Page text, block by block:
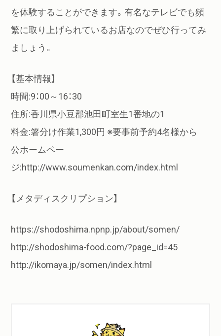
を体験することができます。有名なテレビでも頻
繁に取り上げられているお店なのでぜひ行ってみ
ましょう。
【基本情報】
時間:9：00～16：30
住所:香川県小豆郡池田町室生1番地の1
料金:箸分け作業1,300円 ※要事前予約4名様から
公ホームペー
ジ:http://www.soumenkan.com/index.html
【メタディスクリプション】
https://shodoshima.npnp.jp/about/somen/
http://shodoshima-food.com/?page_id=45
http://ikomaya.jp/somen/index.html